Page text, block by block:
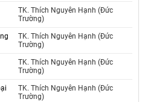
TK. Thích Nguyên Hạnh (Đức
Trường)
TK. Thích Nguyên Hạnh (Đức
Trường)
TK. Thích Nguyên Hạnh (Đức
Trường)
TK. Thích Nguyên Hạnh (Đức
Trường)